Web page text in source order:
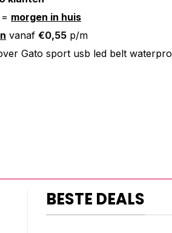
morgen in huis
vanaf €0,55 p/m
Gato sport usb led belt
BESTE DEALS